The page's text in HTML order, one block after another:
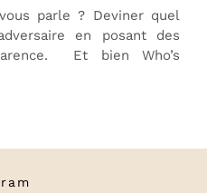
parle ? Deviner quel
en posant des
Et bien Who’s